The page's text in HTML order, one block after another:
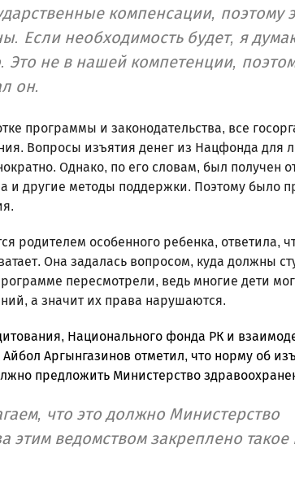
компенсации, поэтому
Если необходимость будет, я
Это не в нашей компетенции,
он.
программы и законодательства, все
Вопросы изъятия денег из Нацфонда для
Однако, по его словам, был получен
и другие методы поддержки. Поэтому было
родителем особенного ребенка, ответила,
Она задалась вопросом, куда должны
пересмотрели, ведь многие дети
а значит их права нарушаются.
Национального фонда РК и
Аргынгазинов отметил, что норму об
предложить Министерство
что это должно Министерство
этим ведомством закреплено такое